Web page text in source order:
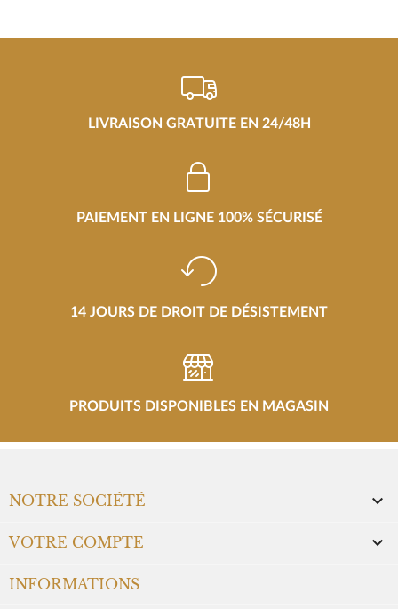
LIVRAISON GRATUITE EN 24/48H
PAIEMENT EN LIGNE 100% SÉCURISÉ
14 JOURS DE DROIT DE DÉSISTEMENT
PRODUITS DISPONIBLES EN MAGASIN
NOTRE SOCIÉTÉ 
VOTRE COMPTE 
INFORMATIONS